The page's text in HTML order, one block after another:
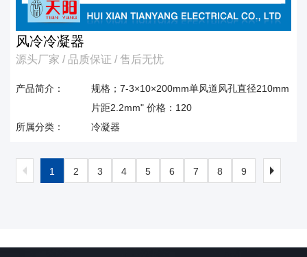
风冷冷凝器
源头厂家 / 品质保证 / 售后无忧
产品简介：
规格；7-3×10×200mm单风道风孔直径210mm
片距2.2mm" 价格：120
所属分类：
冷凝器
1 2 3 4 5 6 7 8 9